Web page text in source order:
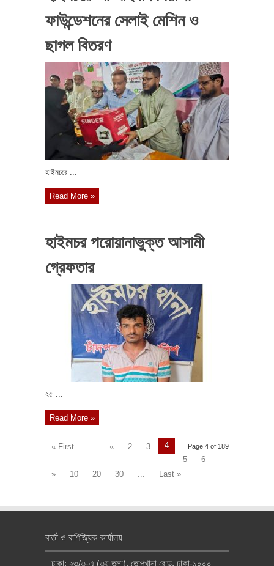
ফাউন্ডেশনের সেলাই মেশিন ও
ছাগল বিতরণ
হাইমচরে ...
Read More »
হাইমচর পরোয়ানাভুক্ত আসামী
গ্রেফতার
২৫ ...
Read More »
Page 4 of 189
« First « 2 3
4
5
6
»
10 20 30 Last »
বার্তা ও বাণিজ্যিক কার্যালয়
ঢাকা: ২৩/৩-এ (৩য় তলা), তোপখানা রোড, ঢাকা-১০০০